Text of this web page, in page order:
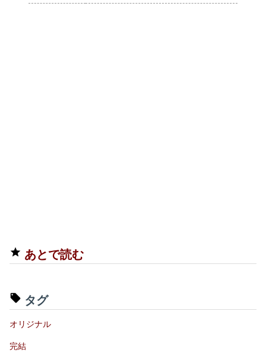
あとで読む
タグ
オリジナル
完結